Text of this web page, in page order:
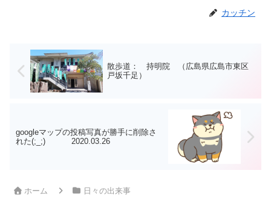
カッチン
散歩道： 持明院 （広島県広島市東区
戸坂千足）
googleマップの投稿写真が勝手に削除さ
れた(;_;) 2020.03.26
ホーム 日々の出来事